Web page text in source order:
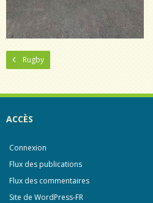
Rugby
ACCÈS
Connexion
Flux des publications
Flux des commentaires
Site de WordPress-FR